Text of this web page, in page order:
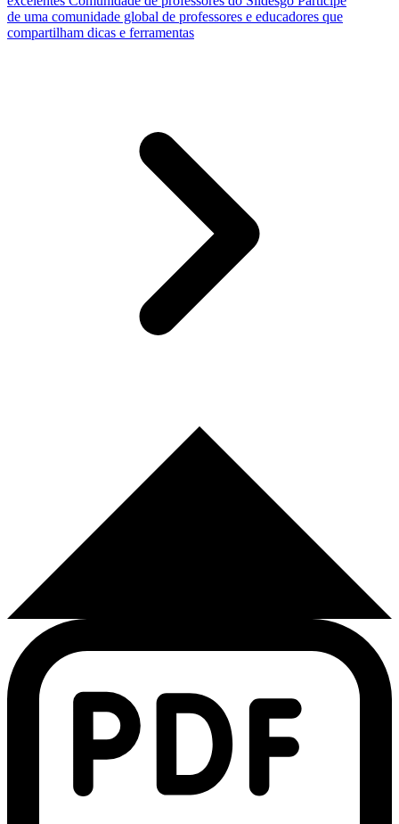
de uma comunidade global de professores e educadores que
compartilham dicas e ferramentas